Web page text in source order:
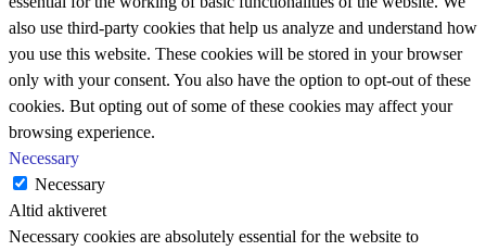
also use third-party cookies that help us analyze and understand how
you use this website. These cookies will be stored in your browser
only with your consent. You also have the option to opt-out of these
cookies. But opting out of some of these cookies may affect your
browsing experience.
Necessary
Necessary
Altid aktiveret
Necessary cookies are absolutely essential for the website to